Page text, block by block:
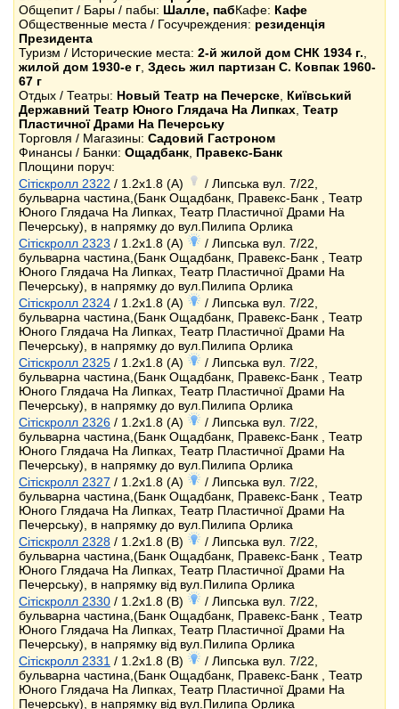
Общепит / Бары / пабы: Шалле, пабКафе: Кафе
Общественные места / Госучреждения: резиденція
Президента
Туризм / Исторические места: 2-й жилой дом СНК 1934 г.
жилой дом 1930-е г Здесь жил партизан С. Ковпак 1960-
67 г
Отдых / Театры: Новый Театр на Печерске Київський
Державний Театр Юного Глядача На Липках Театр
Пластичної Драми На Печерську
Торговля / Магазины: Садовий Гастроном
Финансы / Банки: Ощадбанк Правекс-Банк
Площини поруч:
Сітіскролл 2322 / 1.2x1.8 (A)
/ Липська вул. 7/22,
бульварна частина,(Банк Ощадбанк, Правекс-Банк , Театр
Юного Глядача На Липках, Театр Пластичної Драми На
Печерську), в напрямку до вул.Пилипа Орлика
Сітіскролл 2323 / 1.2x1.8 (A)
/ Липська вул. 7/22,
бульварна частина,(Банк Ощадбанк, Правекс-Банк , Театр
Юного Глядача На Липках, Театр Пластичної Драми На
Печерську), в напрямку до вул.Пилипа Орлика
Сітіскролл 2324 / 1.2x1.8 (A)
/ Липська вул. 7/22,
бульварна частина,(Банк Ощадбанк, Правекс-Банк , Театр
Юного Глядача На Липках, Театр Пластичної Драми На
Печерську), в напрямку до вул.Пилипа Орлика
Сітіскролл 2325 / 1.2x1.8 (A)
/ Липська вул. 7/22,
бульварна частина,(Банк Ощадбанк, Правекс-Банк , Театр
Юного Глядача На Липках, Театр Пластичної Драми На
Печерську), в напрямку до вул.Пилипа Орлика
Сітіскролл 2326 / 1.2x1.8 (A)
/ Липська вул. 7/22,
бульварна частина,(Банк Ощадбанк, Правекс-Банк , Театр
Юного Глядача На Липках, Театр Пластичної Драми На
Печерську), в напрямку до вул.Пилипа Орлика
Сітіскролл 2327 / 1.2x1.8 (A)
/ Липська вул. 7/22,
бульварна частина,(Банк Ощадбанк, Правекс-Банк , Театр
Юного Глядача На Липках, Театр Пластичної Драми На
Печерську), в напрямку до вул.Пилипа Орлика
Сітіскролл 2328 / 1.2x1.8 (B)
/ Липська вул. 7/22,
бульварна частина,(Банк Ощадбанк, Правекс-Банк , Театр
Юного Глядача На Липках, Театр Пластичної Драми На
Печерську), в напрямку від вул.Пилипа Орлика
Сітіскролл 2330 / 1.2x1.8 (B)
/ Липська вул. 7/22,
бульварна частина,(Банк Ощадбанк, Правекс-Банк , Театр
Юного Глядача На Липках, Театр Пластичної Драми На
Печерську), в напрямку від вул.Пилипа Орлика
Сітіскролл 2331 / 1.2x1.8 (B)
/ Липська вул. 7/22,
бульварна частина,(Банк Ощадбанк, Правекс-Банк , Театр
Юного Глядача На Липках, Театр Пластичної Драми На
Печерську), в напрямку від вул.Пилипа Орлика